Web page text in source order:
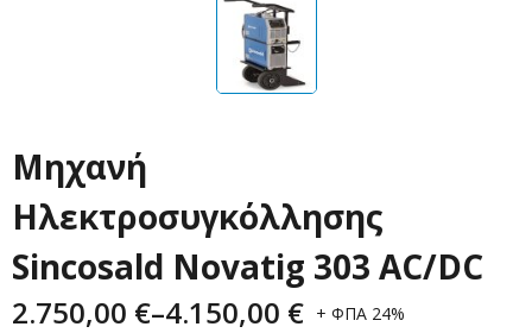
Mηχανή
Ηλεκτροσυγκόλλησης
Sincosald Novatig 303 AC/DC
2.750,00 €–4.150,00 € + ΦΠΑ 24%